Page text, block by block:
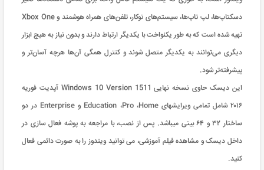
دسکتاپ‌ها، لپ تاپ‌ها، سیستم‌های توکار، تلفن‌های همراه هوشمند و Xbox One
تهیه شده است که به طور یکنواخت با یکدیگر ارتباط دارند و بدون نیاز به هیچ ابزار
دیگری می‌توانند به یکدیگر متصل شوند و کنترل همگی آن‌ها هرچه آسان‌تر و
پیشرفته‌تر شود.
این دیسک حاوی نسخه نهایی Windows 10 Version 1511 آپدیت فوریه
۲۰۱۶ شامل تمامی ویرایشهای Education ،Pro ،Home و Enterprise در دو
ساختار ۳۲ و ۶۴ بیتی میباشد. پس از نصب، با مراجعه به پوشه فعال سازی در
داخل دیسک و مشاهده فیلم آموزشی، می توانید ویندوز را به صورت دائمی فعال
کنید.